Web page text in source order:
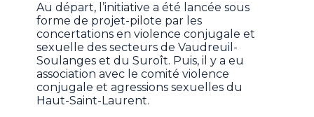
Au départ, l’initiative a été lancée sous
forme de projet-pilote par les
concertations en violence conjugale et
sexuelle des secteurs de Vaudreuil-
Soulanges et du Suroît. Puis, il y a eu
association avec le comité violence
conjugale et agressions sexuelles du
Haut-Saint-Laurent.